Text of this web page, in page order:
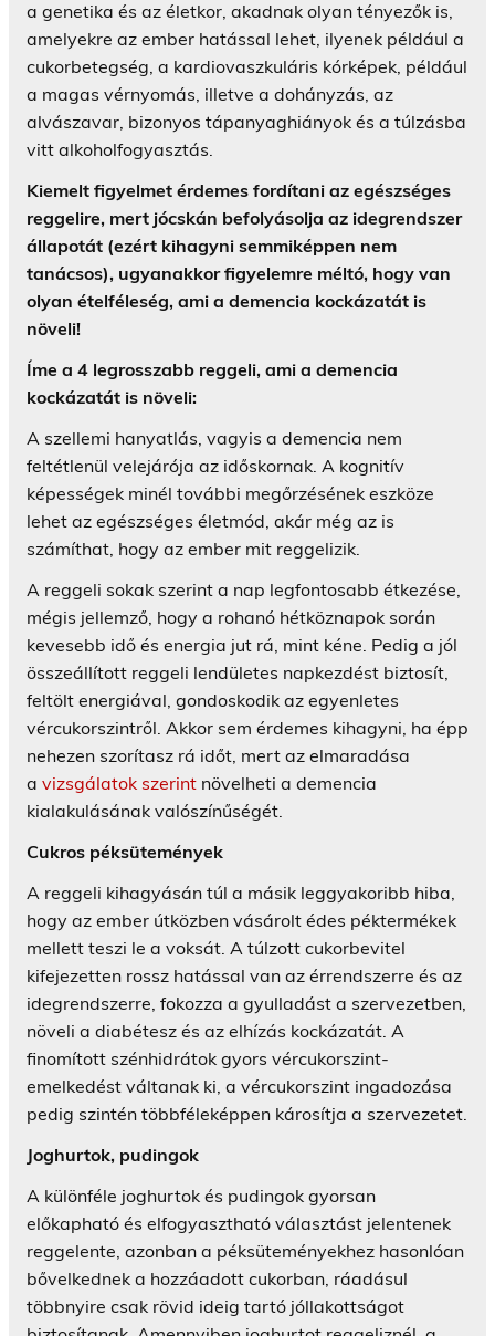
a genetika és az életkor, akadnak olyan tényezők is,
amelyekre az ember hatással lehet, ilyenek például a
cukorbetegség, a kardiovaszkuláris kórképek, például
a magas vérnyomás, illetve a dohányzás, az
alvászavar, bizonyos tápanyaghiányok és a túlzásba
vitt alkoholfogyasztás.
Kiemelt figyelmet érdemes fordítani az egészséges
reggelire, mert jócskán befolyásolja az idegrendszer
állapotát (ezért kihagyni semmiképpen nem
tanácsos), ugyanakkor figyelemre méltó, hogy van
olyan ételféleség, ami a demencia kockázatát is
növeli!
Íme a 4 legrosszabb reggeli, ami a demencia
kockázatát is növeli:
A szellemi hanyatlás, vagyis a demencia nem
feltétlenül velejárója az időskornak. A kognitív
képességek minél további megőrzésének eszköze
lehet az egészséges életmód, akár még az is
számíthat, hogy az ember mit reggelizik.
A reggeli sokak szerint a nap legfontosabb étkezése,
mégis jellemző, hogy a rohanó hétköznapok során
kevesebb idő és energia jut rá, mint kéne. Pedig a jól
összeállított reggeli lendületes napkezdést biztosít,
feltölt energiával, gondoskodik az egyenletes
vércukorszintről. Akkor sem érdemes kihagyni, ha épp
nehezen szorítasz rá időt, mert az elmaradása
a vizsgálatok szerint növelheti a demencia
kialakulásának valószínűségét.
Cukros péksütemények
A reggeli kihagyásán túl a másik leggyakoribb hiba,
hogy az ember útközben vásárolt édes péktermékek
mellett teszi le a voksát. A túlzott cukorbevitel
kifejezetten rossz hatással van az érrendszerre és az
idegrendszerre, fokozza a gyulladást a szervezetben,
növeli a diabétesz és az elhízás kockázatát. A
finomított szénhidrátok gyors vércukorszint-
emelkedést váltanak ki, a vércukorszint ingadozása
pedig szintén többféleképpen károsítja a szervezetet.
Joghurtok, pudingok
A különféle joghurtok és pudingok gyorsan
előkapható és elfogyasztható választást jelentenek
reggelente, azonban a péksüteményekhez hasonlóan
bővelkednek a hozzáadott cukorban, ráadásul
többnyire csak rövid ideig tartó jóllakottságot